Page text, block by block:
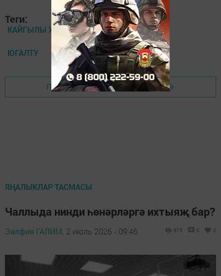
Теги:
КАЙГЫЛЫ ХӘБӘР
ЮГАЛТУ
Перейти на страницу новости
ЯҢАЛЫКЛАР ТАСМАСЫ
Чаллыда нинди һөнәрләргә ихтыяҗ бар?
Зөлфия ГАЛИМ, 2 июль 2026 - 09:46 615 0 0